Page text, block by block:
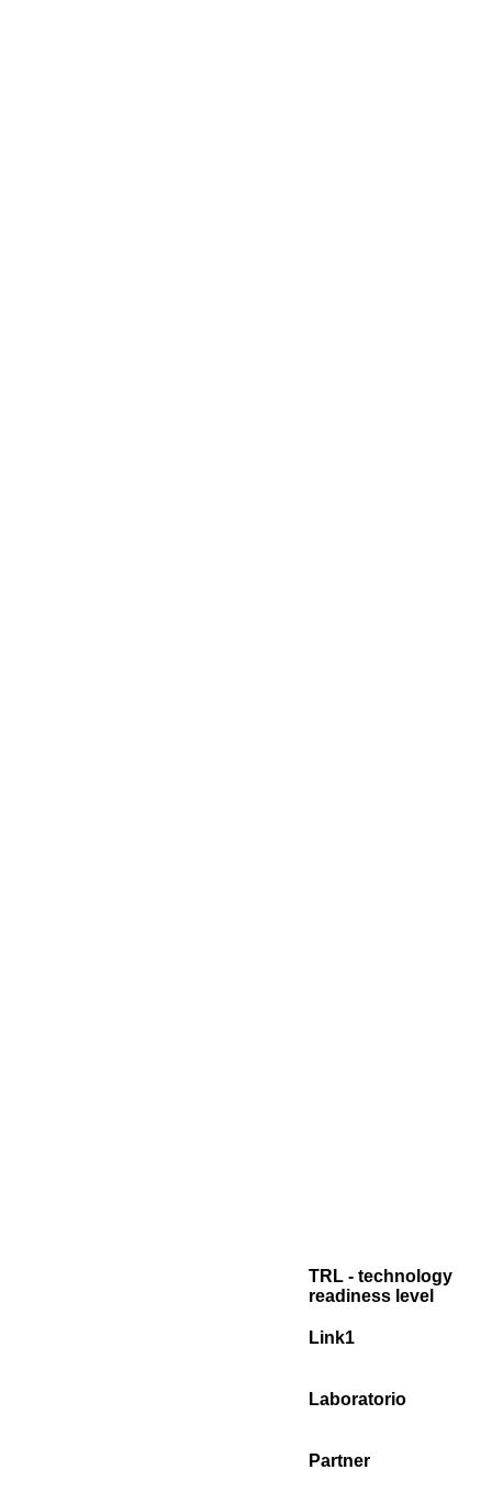
TRL - technology
readiness level
Link1
Laboratorio
Partner